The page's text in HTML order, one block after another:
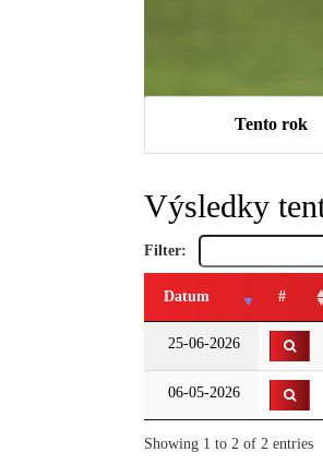
Tento rok
Výsledky
Filter:
Datum #
25-06-2026
06-05-2026
Showing 1 to 2 of 2 entries